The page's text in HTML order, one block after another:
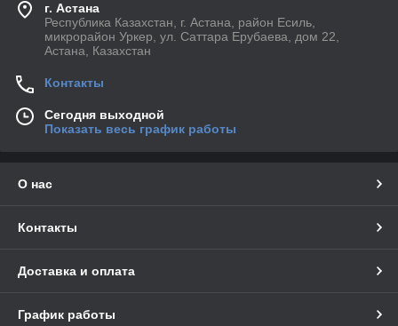
г. Астана
Республика Казахстан, г. Астана, район Есиль,
микрорайон Уркер, ул. Саттара Ерубаева, дом 22,
Астана, Казахстан
Контакты
Сегодня выходной
Показать весь график работы
О нас
Контакты
Доставка и оплата
График работы